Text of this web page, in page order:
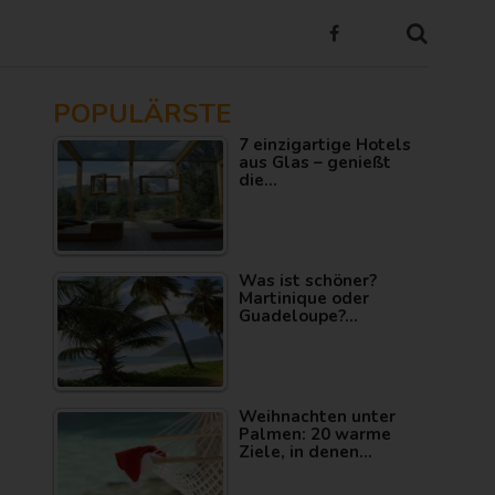
POPULÄRSTE
7 einzigartige Hotels
aus Glas – genießt
die…
Was ist schöner?
Martinique oder
Guadeloupe?…
Weihnachten unter
Palmen: 20 warme
Ziele, in denen…